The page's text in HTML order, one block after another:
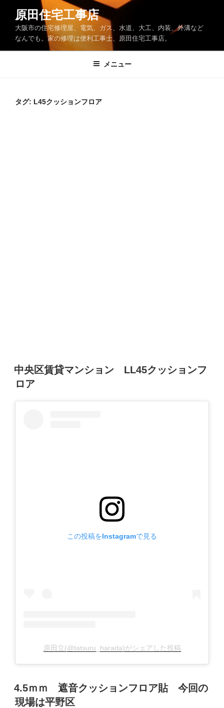
ツ
原田住宅工事店
大阪市の住宅修理屋、電気、ガス、水道、大工、内装、外溝など
なんでも。家の修理は便利工事士、原田住宅工事店。
メニュー
タグ: L45クッションフロア
投
稿
日:
中央区賃貸マンション LL45クッションフ
ロア
この投稿をInstagramで見る
原田立(@tatsuru_harada)がシェアした投稿
投
稿
日:
4.5ｍｍ 遮音クッションフロア貼 今回の
現場は平野区